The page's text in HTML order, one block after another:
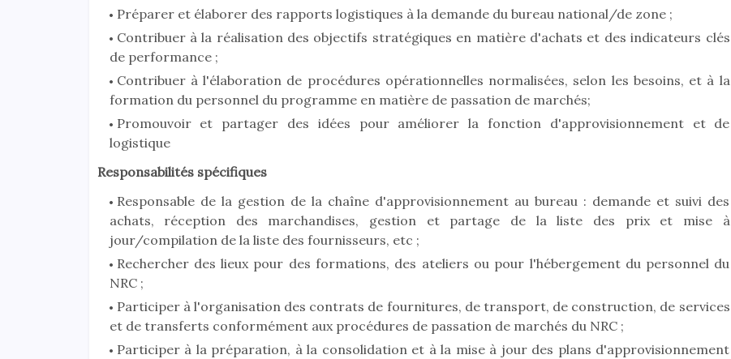
Préparer et élaborer des rapports logistiques à la demande du bureau national/de zone ;
Contribuer à la réalisation des objectifs stratégiques en matière d'achats et des indicateurs clés
de performance ;
Contribuer à l'élaboration de procédures opérationnelles normalisées, selon les besoins, et à la
formation du personnel du programme en matière de passation de marchés;
Promouvoir et partager des idées pour améliorer la fonction d'approvisionnement et de
logistique
Responsabilités spécifiques
Responsable de la gestion de la chaîne d'approvisionnement au bureau : demande et suivi des
achats, réception des marchandises, gestion et partage de la liste des prix et mise à
jour/compilation de la liste des fournisseurs, etc ;
Rechercher des lieux pour des formations, des ateliers ou pour l'hébergement du personnel du
NRC ;
Participer à l'organisation des contrats de fournitures, de transport, de construction, de services
et de transferts conformément aux procédures de passation de marchés du NRC ;
Participer à la préparation, à la consolidation et à la mise à jour des plans d'approvisionnement